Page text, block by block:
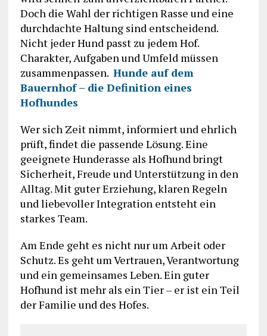
Doch die Wahl der richtigen Rasse und eine
durchdachte Haltung sind entscheidend.
Nicht jeder Hund passt zu jedem Hof.
Charakter, Aufgaben und Umfeld müssen
zusammenpassen. Hunde auf dem
Bauernhof – die Definition eines
Hofhundes
Wer sich Zeit nimmt, informiert und ehrlich
prüft, findet die passende Lösung. Eine
geeignete Hunderasse als Hofhund bringt
Sicherheit, Freude und Unterstützung in den
Alltag. Mit guter Erziehung, klaren Regeln
und liebevoller Integration entsteht ein
starkes Team.
Am Ende geht es nicht nur um Arbeit oder
Schutz. Es geht um Vertrauen, Verantwortung
und ein gemeinsames Leben. Ein guter
Hofhund ist mehr als ein Tier – er ist ein Teil
der Familie und des Hofes.